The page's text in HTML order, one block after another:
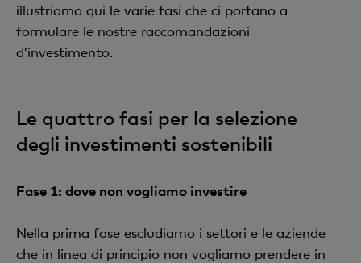
illustriamo qui le varie fasi che ci portano a
formulare le nostre raccomandazioni
d’investimento.
Le quattro fasi per la selezione
degli investimenti sostenibili
Fase 1: dove non vogliamo investire
Nella prima fase escludiamo i settori e le aziende
che in linea di principio non vogliamo prendere in